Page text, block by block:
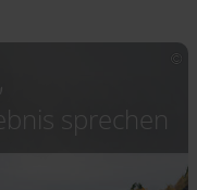
sprechen